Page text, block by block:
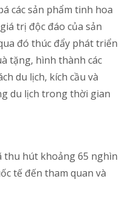
các sản phẩm tinh hoa
trị độc đáo của sản
đó thúc đẩy phát triển
tặng, hình thành các
du lịch, kích cầu và
du lịch trong thời gian
thu hút khoảng 65 nghìn
tế đến tham quan và